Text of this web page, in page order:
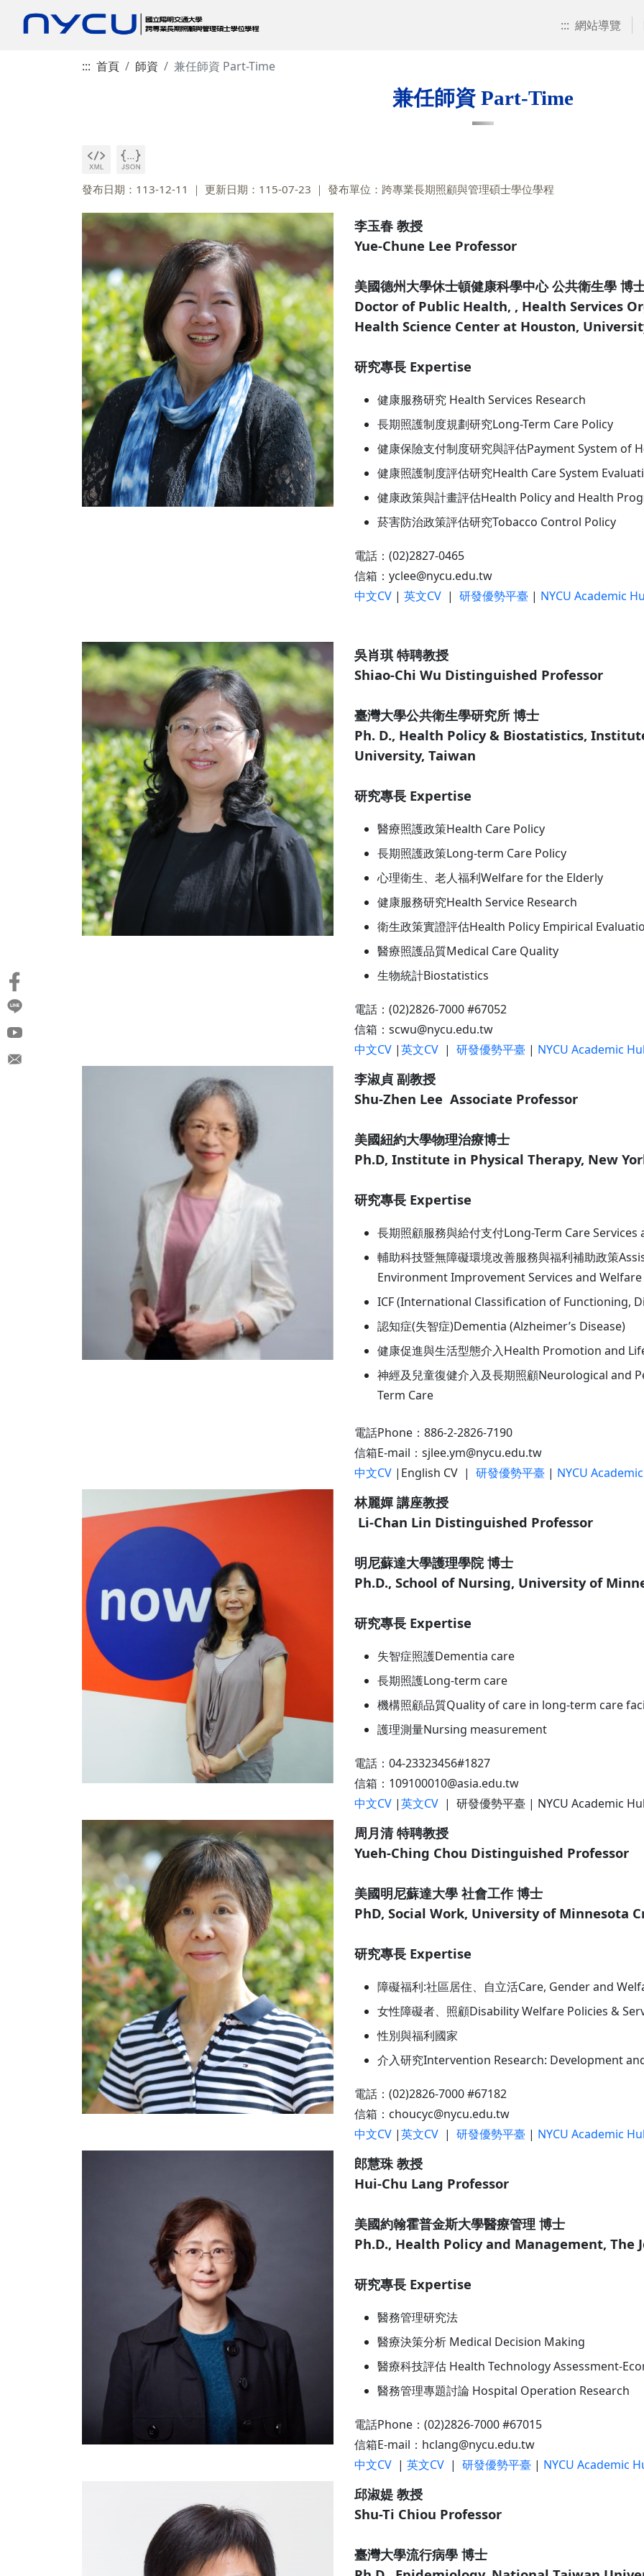
::: 網站導覽
::: 首頁 師資 兼任師資 Part-Time
兼任師資 Part-Time
發布日期：113-12-11 更新日期：115-07-23 發布單位：跨專業長期照顧與管理碩士學位學程
李玉春 教授
Yue-Chune Lee Professor
美國德州大學休士頓健康科學中心 公共衛生學 博
Doctor of Public Health, , Health Services
Health Science Center at Houston,
研究專長 Expertise
健康服務研究 Health Services Research
長期照護制度規劃研究Long-Term Care Policy
健康保險支付制度研究與評估Payment System of
健康照護制度評估研究Health Care System
健康政策與計畫評估Health Policy and Health
菸害防治政策評估研究Tobacco Control Policy
電話：(02)2827-0465
信箱：yclee@nycu.edu.tw
中文CV | 英文CV | 研發優勢平臺 | NYCU Academic
吳肖琪 特聘教授
Shiao-Chi Wu Distinguished Professor
臺灣大學公共衛生學研究所 博士
Ph. D., Health Policy & Biostatistics,
University, Taiwan
研究專長 Expertise
醫療照護政策Health Care Policy
長期照護政策Long-term Care Policy
心理衛生、老人福利Welfare for the Elderly
健康服務研究Health Service Research
衛生政策實證評估Health Policy Empirical
醫療照護品質Medical Care Quality
生物統計Biostatistics
電話：(02)2826-7000 #67052
信箱：scwu@nycu.edu.tw
中文CV |英文CV | 研發優勢平臺 | NYCU Academic
李淑貞 副教授
Shu-Zhen Lee Associate Professor
美國紐約大學物理治療博士
Ph.D, Institute in Physical Therapy, New
研究專長 Expertise
長期照顧服務與給付支付Long-Term Care
輔助科技暨無障礙環境改善服務與福利補助政策
Environment Improvement Services and Welfare
ICF (International Classification of Functioning,
認知症(失智症)Dementia (Alzheimer’s Disease)
健康促進與生活型態介入Health Promotion and
神經及兒童復健介入及長期照顧Neurological
Term Care
電話Phone：886-2-2826-7190
信箱E-mail：sjlee.ym@nycu.edu.tw
中文CV |English CV | 研發優勢平臺 | NYCU
林麗嬋 講座教授
Li-Chan Lin Distinguished Professor
明尼蘇達大學護理學院 博士
Ph.D., School of Nursing, University of
研究專長 Expertise
失智症照護Dementia care
長期照護Long-term care
機構照顧品質Quality of care in long-term care
護理測量Nursing measurement
電話：04-23323456#1827
信箱：109100010@asia.edu.tw
中文CV |英文CV | 研發優勢平臺 | NYCU Academic
周月清 特聘教授
Yueh-Ching Chou Distinguished Professor
美國明尼蘇達大學 社會工作 博士
PhD, Social Work, University of Minnesota
研究專長 Expertise
障礙福利:社區居住、自立活Care, Gender and
女性障礙者、照顧Disability Welfare Policies &
性別與福利國家
介入研究Intervention Research: Development
電話：(02)2826-7000 #67182
信箱：choucyc@nycu.edu.tw
中文CV |英文CV | 研發優勢平臺 | NYCU Academic
郎慧珠 教授
Hui-Chu Lang Professor
美國約翰霍普金斯大學醫療管理 博士
Ph.D., Health Policy and Management, The
研究專長 Expertise
醫務管理研究法
醫療決策分析 Medical Decision Making
醫療科技評估 Health Technology Assessment-
醫務管理專題討論 Hospital Operation Research
電話Phone：(02)2826-7000 #67015
信箱E-mail：hclang@nycu.edu.tw
中文CV | 英文CV | 研發優勢平臺 | NYCU Academic
邱淑媞 教授
Shu-Ti Chiou Professor
臺灣大學流行病學 博士